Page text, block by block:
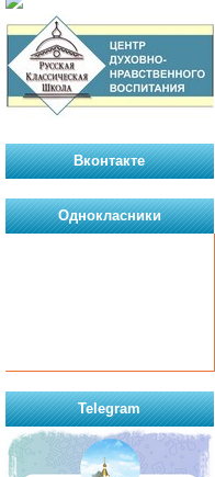
Вконтакте
Однокласники
Telegram